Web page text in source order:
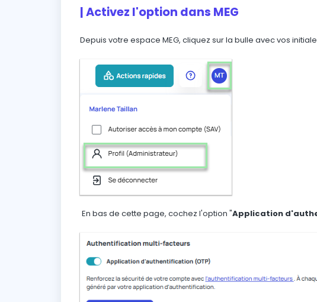
| Activez l'option dans MEG
Depuis votre espace MEG, cliquez sur la bulle avec vos
En bas de cette page, cochez l'option "Application